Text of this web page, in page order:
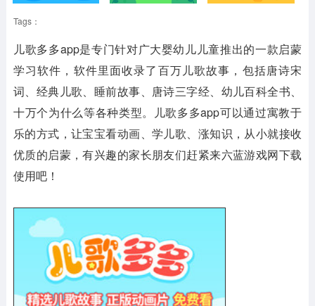
Tags：
儿歌多多app是专门针对广大婴幼儿儿童推出的一款启蒙
学习软件，软件里面收录了百万儿歌故事，包括唐诗宋
词、经典儿歌、睡前故事、唐诗三字经、幼儿百科全书、
十万个为什么等各种类型。儿歌多多app可以通过寓教于
乐的方式，让宝宝看动画、学儿歌、涨知识，从小就接收
优质的启蒙，有兴趣的家长朋友们赶紧来六蓝游戏网下载
使用吧！